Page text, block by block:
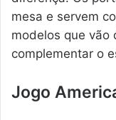
mesa e servem
modelos que vão
complementar o
Jogo